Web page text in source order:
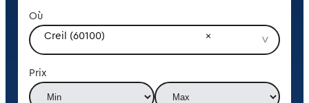
Où
Creil (60100)
Prix